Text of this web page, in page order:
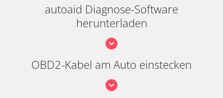
autoaid Diagnose-Software
herunterladen
OBD2-Kabel am Auto einstecken